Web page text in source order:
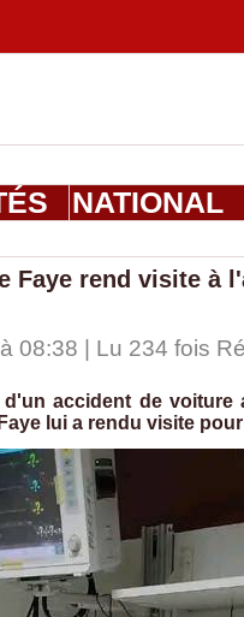
NATIONAL
Faye rend visite à
08:38 | Lu 234 fois
accident de voiture
lui a rendu visite